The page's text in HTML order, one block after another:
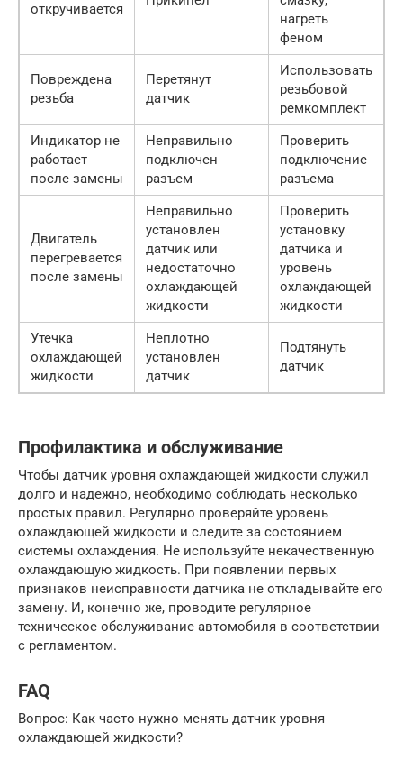
откручивается
нагреть
феном
Повреждена
резьба
Перетянут
датчик
Использовать
резьбовой
ремкомплект
Индикатор не
работает
после замены
Неправильно
подключен
разъем
Проверить
подключение
разъема
Двигатель
перегревается
после замены
Неправильно
установлен
датчик или
недостаточно
охлаждающей
жидкости
Проверить
установку
датчика и
уровень
охлаждающей
жидкости
Утечка
охлаждающей
жидкости
Неплотно
установлен
датчик
Подтянуть
датчик
Профилактика и обслуживание
Чтобы датчик уровня охлаждающей жидкости служил
долго и надежно, необходимо соблюдать несколько
простых правил. Регулярно проверяйте уровень
охлаждающей жидкости и следите за состоянием
системы охлаждения. Не используйте некачественную
охлаждающую жидкость. При появлении первых
признаков неисправности датчика не откладывайте его
замену. И, конечно же, проводите регулярное
техническое обслуживание автомобиля в соответствии
с регламентом.
FAQ
Вопрос: Как часто нужно менять датчик уровня
охлаждающей жидкости?